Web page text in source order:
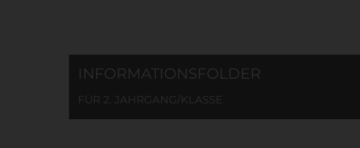
INFORMATIONSFOLDER
FÜR 2. JAHRGANG/KLASSE